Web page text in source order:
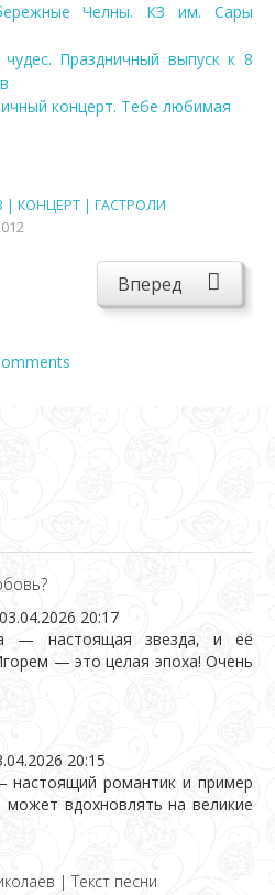
Челны. КЗ им. Сары
Праздничный выпуск к 8
концерт. Тебе любимая
| КОНЦЕРТ | ГАСТРОЛИ
Вперед
03.04.2026 20:17
— настоящая звезда, и её
— это целая эпоха! Очень
20:15
настоящий романтик и пример
может вдохновлять на великие
| Текст песни